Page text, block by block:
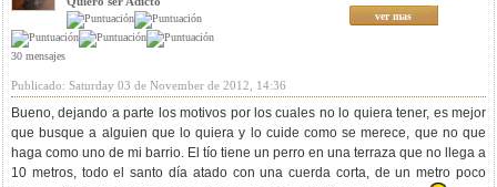
30 mensajes
ver mas
Publicado: Saturday 03 de November de 2012, 14:36
Bueno, dejando a parte los motivos por los cuales no lo quiera tener, es mejor
que busque a alguien que lo quiera y lo cuide como se merece, que no que
haga como uno de mi barrio. El tío tiene un perro en una terraza que no llega a
10 metros, todo el santo día atado con una cuerda corta, de un metro poco